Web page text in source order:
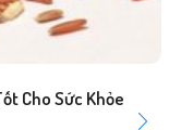
Cho Sức Khỏe